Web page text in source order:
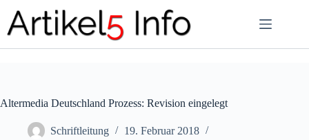
Inhalt
springen
Altermedia Deutschland Prozess: Revision eingelegt
Schriftleitung
19. Februar 2018